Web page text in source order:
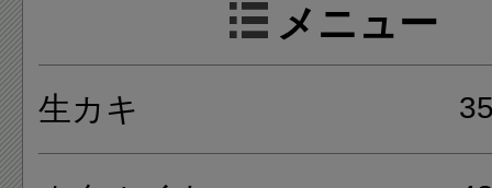
焼、どんぶりA5ランク牛すじ
一枚鶏もも焼、馬肉のカルパ
包、海鮮サラダ等があります。
メニュー
生カキ